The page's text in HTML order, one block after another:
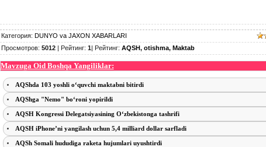
Категория: DUNYO va JAXON XABARLARI
Просмотров: 5012| Рейтинг: 1| Рейтинг: AQSH, otishma, Maktab
Mavzuga Oid Boshqa Yangiliklar:
AQShda 103 yoshli o‘quvchi maktabni bitirdi
AQShga "Nemo" bo‘roni yopirildi
AQSH Kongressi Delegatsiyasining O‘zbekistonga tashrifi
AQSH iPhone’ni yangilash uchun 5,4 milliard dollar sarfladi
AQSh Somali hududiga raketa hujumlari uyushtirdi